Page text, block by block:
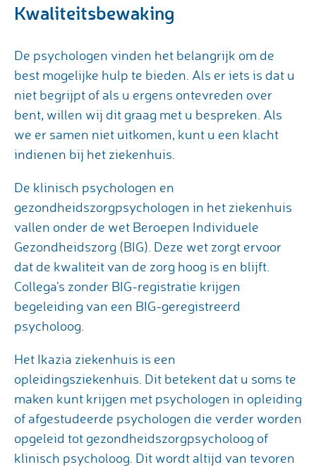
Kwaliteitsbewaking
De psychologen vinden het belangrijk om de
best mogelijke hulp te bieden. Als er iets is dat u
niet begrijpt of als u ergens ontevreden over
bent, willen wij dit graag met u bespreken. Als
we er samen niet uitkomen, kunt u een klacht
indienen bij het ziekenhuis.
De klinisch psychologen en
gezondheidszorgpsychologen in het ziekenhuis
vallen onder de wet Beroepen Individuele
Gezondheidszorg (BIG). Deze wet zorgt ervoor
dat de kwaliteit van de zorg hoog is en blijft.
Collega's zonder BIG-registratie krijgen
begeleiding van een BIG-geregistreerd
psycholoog.
Het Ikazia ziekenhuis is een
opleidingsziekenhuis. Dit betekent dat u soms te
maken kunt krijgen met psychologen in opleiding
of afgestudeerde psychologen die verder worden
opgeleid tot gezondheidszorgpsycholoog of
klinisch psycholoog. Dit wordt altijd van tevoren